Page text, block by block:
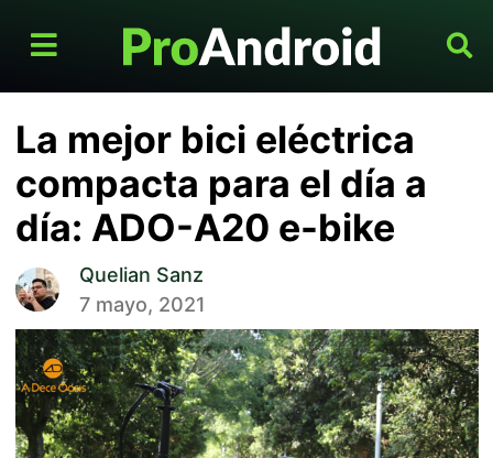
La mejor bici eléctrica
compacta para el día a
día: ADO-A20 e-bike
Quelian Sanz
7 mayo, 2021